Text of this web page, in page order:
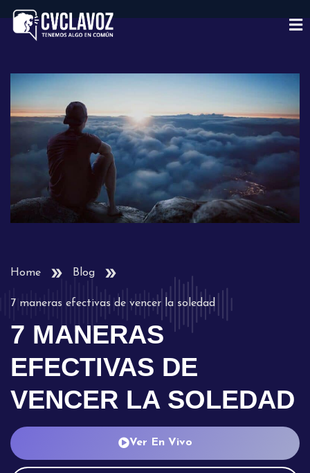
Home Blog
7 maneras efectivas de vencer la soledad
7 MANERAS
EFECTIVAS DE
VENCER LA SOLEDAD
Ver En Vivo